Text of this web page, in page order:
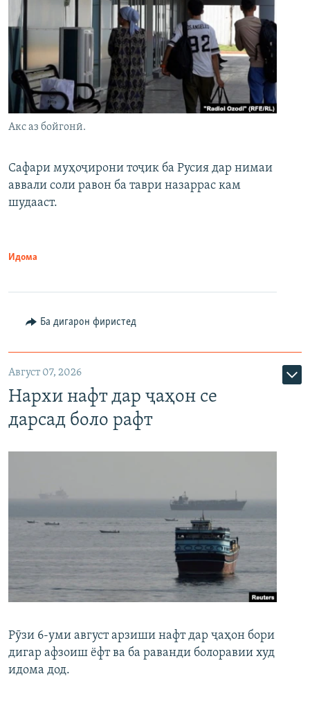
Акс аз бойгонӣ.
Сафари муҳоҷирони тоҷик ба Русия дар нимаи
аввали соли равон ба таври назаррас кам
шудааст.
Идома
Ба дигарон фиристед
Август 07, 2026
Нархи нафт дар ҷаҳон се
дарсад боло рафт
Рӯзи 6-уми август арзиши нафт дар ҷаҳон бори
дигар афзоиш ёфт ва ба раванди болоравии худ
идома дод.